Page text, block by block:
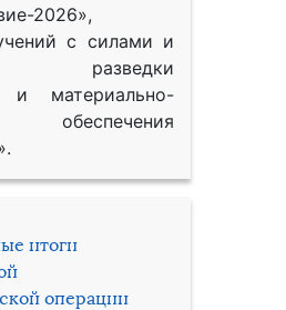
2026»,
с силами и
разведки
и материально-
обеспечения
итоги
операции